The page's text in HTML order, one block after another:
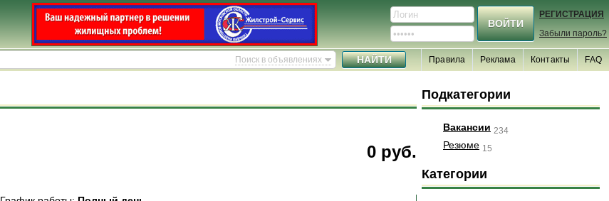
РЕГИСТРАЦИЯ
Забыли пароль?
Поиск в объявлениях FAQ
Контакты
Реклама
Правила
0 руб.
Подкатегории
Вакансии 234
Резюме 15
Категории